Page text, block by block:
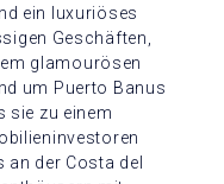
ein luxuriöses
Geschäften,
glamourösen
um Puerto Banus
sie zu einem
an der Costa del